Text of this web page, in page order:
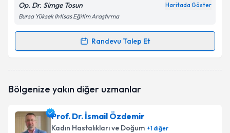
Op. Dr. Simge Tosun Haritada Göster
Bursa Yüksek Ihtisas Eğitim Araştırma
Randevu Talep Et
Randevu Takvimi Talebi
oluşturun. Size bu uzmandan randevu almanız için bir
E-posta Adresiniz
Bölgenize yakın diğer uzmanlar
Prof. Dr. İsmail Özdemir
Kadın Hastalıkları ve Doğum +1diğer